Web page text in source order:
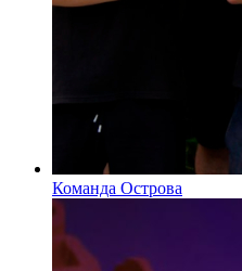
Команда Острова